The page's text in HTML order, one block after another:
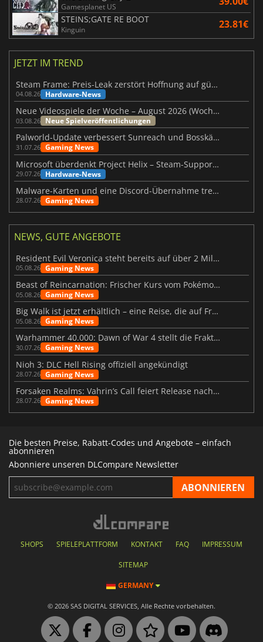
Gamesplanet US
STEINS;GATE RE BOOT
Kinguin 23.81€
JETZT IM TREND
Steam Frame: Preis-Leak zerstört Hoffnung auf günstiges VR-Headset
04.08.26 Hardware-News
Neue Videospiele der Woche – August 2026 (Woche 32)
03.08.26 Neue Spielveröffentlichungen
Palworld-Update verbessert Sunreach und Bosskämpfe deutlich
31.07.26 Gaming News
Microsoft überdenkt Project Helix – Steam-Support gefährdet
29.07.26 Hardware-News
Malware-Karten und eine Discord-Übernahme treffen Meccha Chameleon
28.07.26 Gaming News
NEWS, GUTE ANGEBOTE
Resident Evil Veronica steht bereits auf über 2 Millionen Wunschlisten
05.08.26 Gaming News
Beast of Reincarnation: Frischer Kurs vom Pokémon-Studio
05.08.26 Gaming News
Big Walk ist jetzt erhältlich – eine Reise, die auf Freundschaft basiert
05.08.26 Gaming News
Warhammer 40.000: Dawn of War 4 stellt die Fraktion der Necrons vor
30.07.26 Gaming News
Nioh 3: DLC Hell Rising offiziell angekündigt
28.07.26 Gaming News
Forsaken Realms: Vahrin’s Call feiert Release nach 10 Jahren
28.07.26 Gaming News
Die besten Preise, Rabatt-Codes und Angebote – einfach
abonnieren
Abonniere unseren DLCompare Newsletter
SHOPS SPIELEPLATTFORM KONTAKT FAQ IMPRESSUM
SITEMAP
GERMANY
© 2026 SAS DIGITAL SERVICES, Alle Rechte vorbehalten.